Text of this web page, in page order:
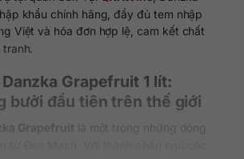
khẩu chính hãng, đầy đủ tem nhập
Việt và hóa đơn hợp lệ, cam kết chất
Grapefruit 1 lít:
bưởi đầu tiên trên thế giới
Grapefruit là một trong những dòng